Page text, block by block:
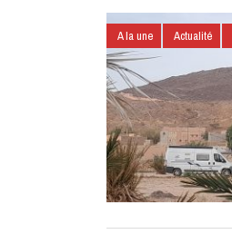
A la une Actualité